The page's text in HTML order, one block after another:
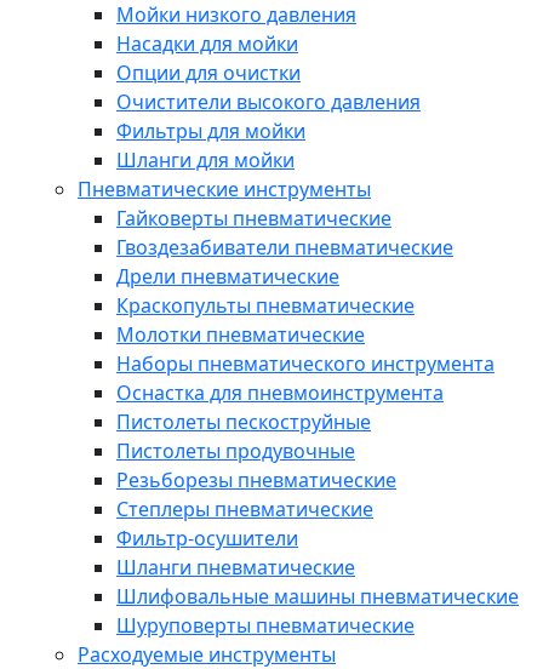
Мойки низкого давления
Насадки для мойки
Опции для очистки
Очистители высокого давления
Фильтры для мойки
Шланги для мойки
Пневматические инструменты
Гайковерты пневматические
Гвоздезабиватели пневматические
Дрели пневматические
Краскопульты пневматические
Молотки пневматические
Наборы пневматического инструмента
Оснастка для пневмоинструмента
Пистолеты пескоструйные
Пистолеты продувочные
Резьборезы пневматические
Степлеры пневматические
Фильтр-осушители
Шланги пневматические
Шлифовальные машины пневматические
Шуруповерты пневматические
Расходуемые инструменты